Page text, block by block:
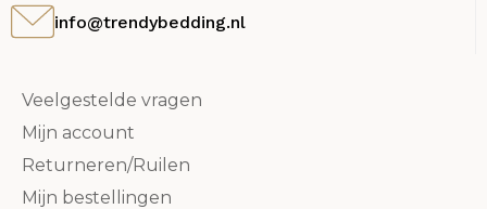
info@trendybedding.nl
Veelgestelde vragen
Mijn account
Returneren/Ruilen
Mijn bestellingen